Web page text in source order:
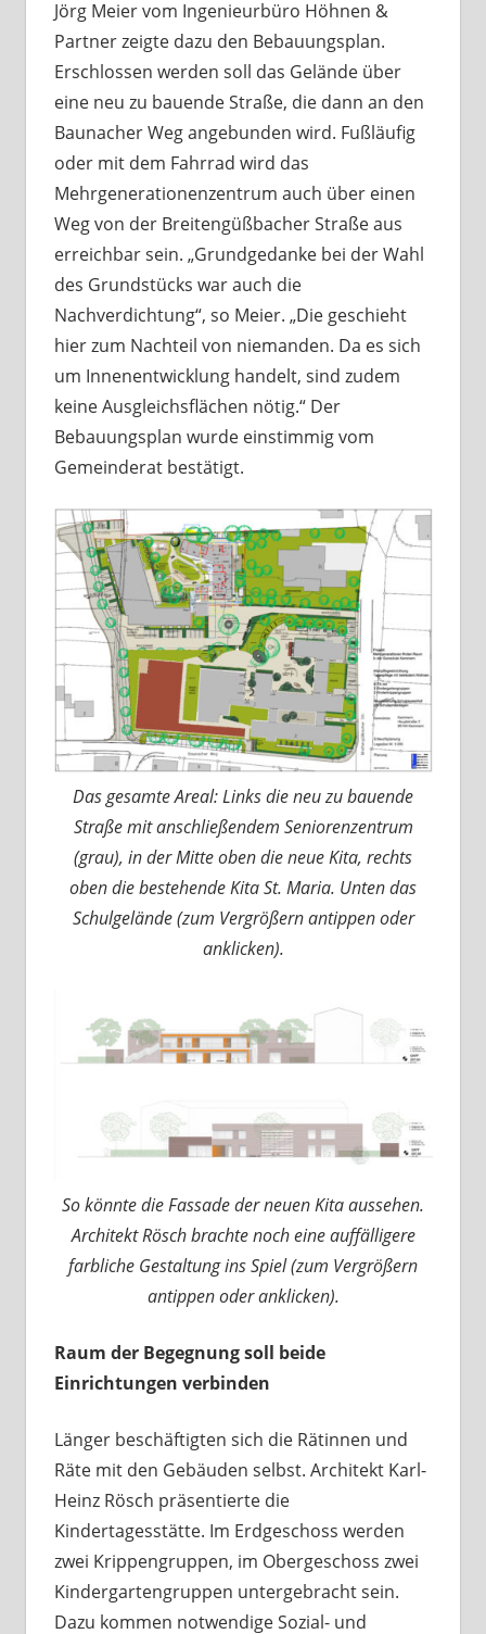
Jörg Meier vom Ingenieurbüro Höhnen &
Partner zeigte dazu den Bebauungsplan.
Erschlossen werden soll das Gelände über
eine neu zu bauende Straße, die dann an den
Baunacher Weg angebunden wird. Fußläufig
oder mit dem Fahrrad wird das
Mehrgenerationenzentrum auch über einen
Weg von der Breitengüßbacher Straße aus
erreichbar sein. „Grundgedanke bei der Wahl
des Grundstücks war auch die
Nachverdichtung“, so Meier. „Die geschieht
hier zum Nachteil von niemanden. Da es sich
um Innenentwicklung handelt, sind zudem
keine Ausgleichsflächen nötig.“ Der
Bebauungsplan wurde einstimmig vom
Gemeinderat bestätigt.
Das gesamte Areal: Links die neu zu bauende
Straße mit anschließendem Seniorenzentrum
(grau), in der Mitte oben die neue Kita, rechts
oben die bestehende Kita St. Maria. Unten das
Schulgelände (zum Vergrößern antippen oder
anklicken).
So könnte die Fassade der neuen Kita aussehen.
Architekt Rösch brachte noch eine auffälligere
farbliche Gestaltung ins Spiel (zum Vergrößern
antippen oder anklicken).
Raum der Begegnung soll beide
Einrichtungen verbinden
Länger beschäftigten sich die Rätinnen und
Räte mit den Gebäuden selbst. Architekt Karl-
Heinz Rösch präsentierte die
Kindertagesstätte. Im Erdgeschoss werden
zwei Krippengruppen, im Obergeschoss zwei
Kindergartengruppen untergebracht sein.
Dazu kommen notwendige Sozial- und